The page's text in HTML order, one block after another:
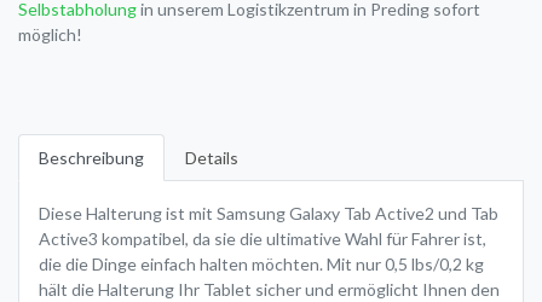
Selbstabholungin unserem Logistikzentrum in Preding sofort
möglich!
Beschreibung Details
Diese Halterung ist mit Samsung Galaxy Tab Active2 und Tab
Active3 kompatibel, da sie die ultimative Wahl für Fahrer ist,
die die Dinge einfach halten möchten. Mit nur 0,5 lbs/0,2 kg
hält die Halterung Ihr Tablet sicher und ermöglicht Ihnen den